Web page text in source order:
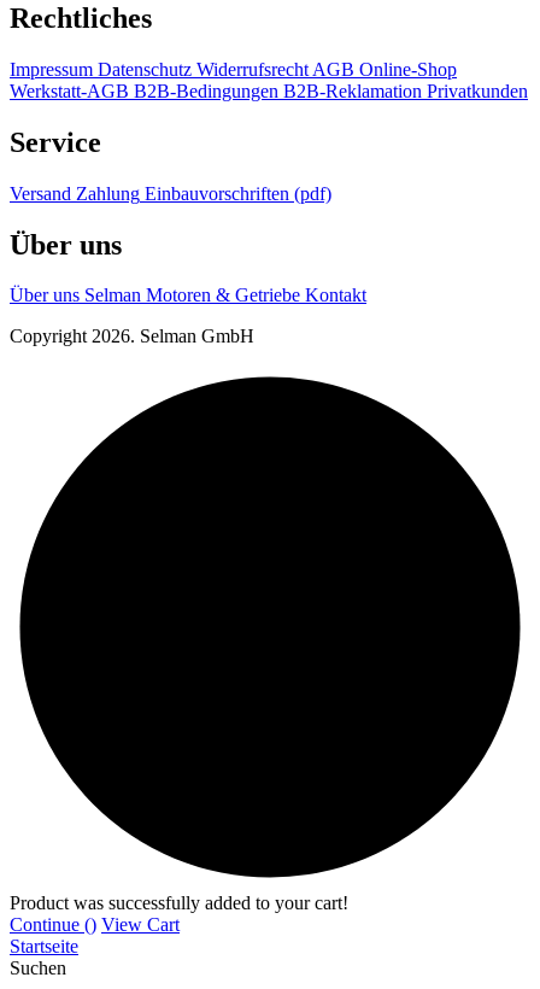
Rechtliches
Impressum Datenschutz Widerrufsrecht AGB Online-Shop
Werkstatt-AGB B2B-Bedingungen B2B-Reklamation Privatkunden
Service
Versand Zahlung Einbauvorschriften (pdf)
Über uns
Über uns Selman Motoren & Getriebe Kontakt
Copyright 2026. Selman GmbH
Product was successfully added to your cart!
Continue () View Cart
Startseite
Suchen